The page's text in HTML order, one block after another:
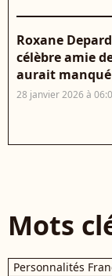
Roxane
célèbre amie
aurait
28 janvier 2026 à
Mots
Personnalités